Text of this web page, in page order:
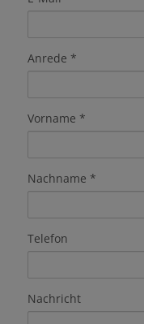
Anrede
Vorname
Nachname
Telefon
Nachricht